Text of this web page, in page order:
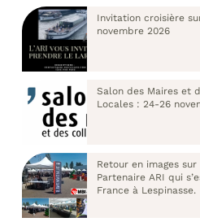
Invitation croisière
novembre 2026
Salon des Maires et
Locales : 24-26
Retour en images
Partenaire ARI qui
France à Lespinasse.